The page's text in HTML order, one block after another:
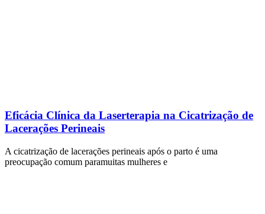
Eficácia Clínica da Laserterapia na Cicatrização de
Lacerações Perineais
A cicatrização de lacerações perineais após o parto é uma
preocupação comum paramuitas mulheres e